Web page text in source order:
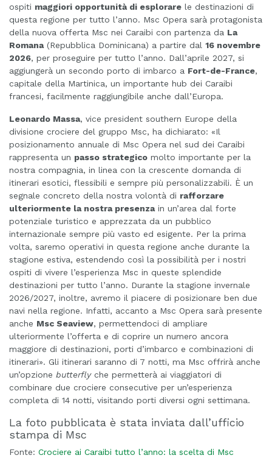
ospiti maggiori opportunità di esplorare le destinazioni di
questa regione per tutto l’anno. Msc Opera sarà protagonista
della nuova offerta Msc nei Caraibi con partenza da La
Romana(Repubblica Dominicana) a partire dal 16 novembre
2026, per proseguire per tutto l’anno. Dall’aprile 2027, si
aggiungerà un secondo porto di imbarco a Fort-de-France,
capitale della Martinica, un importante hub dei Caraibi
francesi, facilmente raggiungibile anche dall’Europa.
Leonardo Massa, vice president southern Europe della
divisione crociere del gruppo Msc, ha dichiarato: «Il
posizionamento annuale di Msc Opera nel sud dei Caraibi
rappresenta un passo strategico molto importante per la
nostra compagnia, in linea con la crescente domanda di
itinerari esotici, flessibili e sempre più personalizzabili. È un
segnale concreto della nostra volontà di rafforzare
ulteriormente la nostra presenzain un’area dal forte
potenziale turistico e apprezzata da un pubblico
internazionale sempre più vasto ed esigente. Per la prima
volta, saremo operativi in questa regione anche durante la
stagione estiva, estendendo così la possibilità per i nostri
ospiti di vivere l’esperienza Msc in queste splendide
destinazioni per tutto l’anno. Durante la stagione invernale
2026/2027, inoltre, avremo il piacere di posizionare ben due
navi nella regione. Infatti, accanto a Msc Opera sarà presente
anche Msc Seaview, permettendoci di ampliare
ulteriormente l’offerta e di coprire un numero ancora
maggiore di destinazioni, porti d’imbarco e combinazioni di
itinerari». Gli itinerari saranno di 7 notti, ma Msc offrirà anche
un’opzione butterflyche permetterà ai viaggiatori di
combinare due crociere consecutive per un’esperienza
completa di 14 notti, visitando porti diversi ogni settimana.
La foto pubblicata è stata inviata dall’ufficio
stampa di Msc
Fonte: Crociere ai Caraibi tutto l’anno: la scelta di Msc